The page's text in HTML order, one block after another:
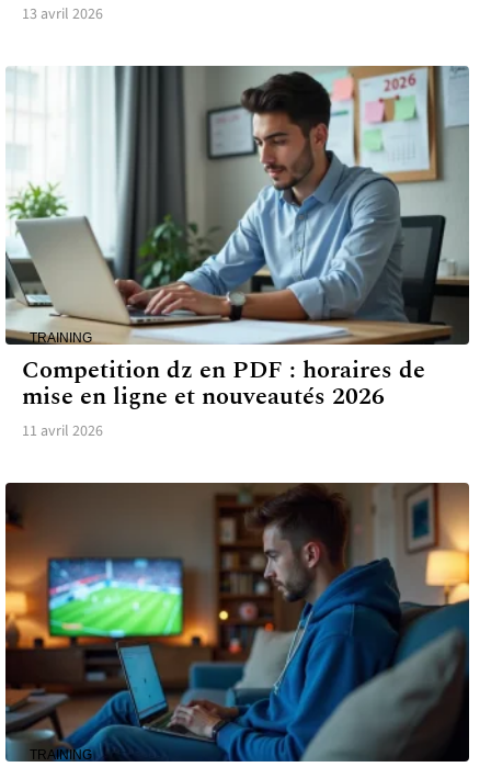
13 avril 2026
TRAINING
Competition dz en PDF : horaires de
mise en ligne et nouveautés 2026
11 avril 2026
TRAINING